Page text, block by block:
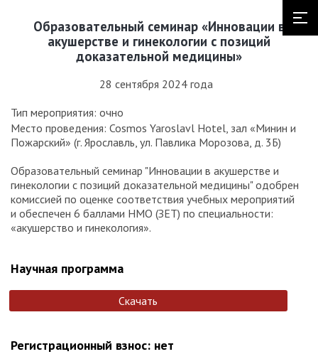
Образовательный семинар «Инновации в
акушерстве и гинекологии с позиций
доказательной медицины»
28 сентября 2024 года
Тип мероприятия: очно
Место проведения: Cosmos Yaroslavl Hotel, зал «Минин и
Пожарский» (г. Ярославль, ул. Павлика Морозова, д. 3Б)
Образовательный семинар "Инновации в акушерстве и
гинекологии с позиций доказательной медицины" одобрен
комиссией по оценке соответствия учебных мероприятий
и обеспечен 6 баллами НМО (ЗЕТ) по специальности:
«акушерство и гинекология».
Научная программа
Скачать
Регистрационный взнос: нет